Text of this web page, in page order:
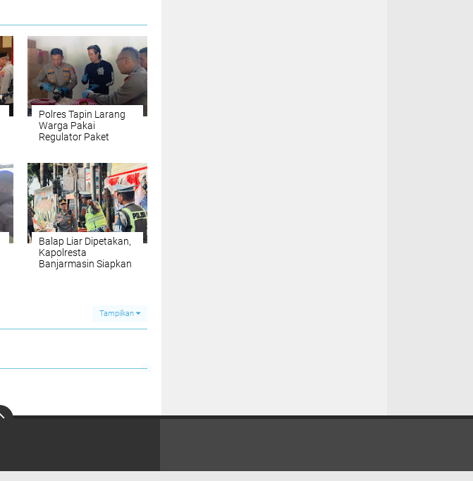
Polres Tapin Larang
Warga Pakai
Regulator Paket
Balap Liar Dipetakan,
Kapolresta
Banjarmasin Siapkan
Tampilkan